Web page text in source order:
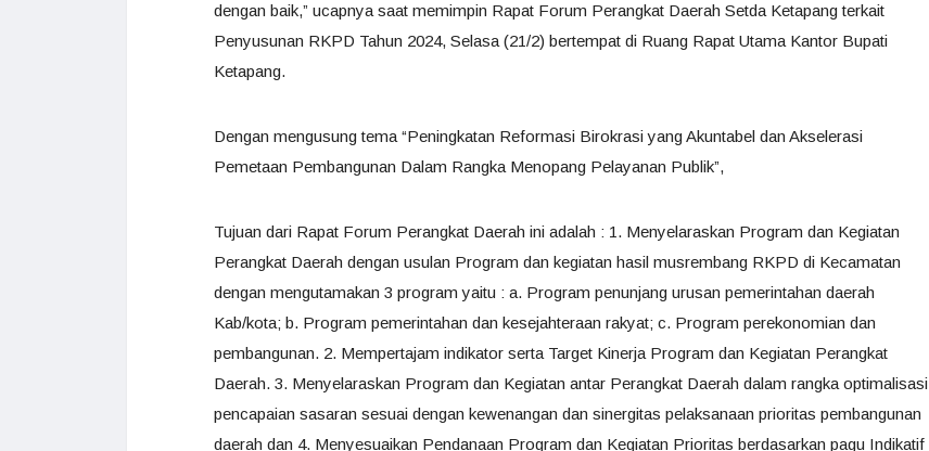
dengan baik,” ucapnya saat memimpin Rapat Forum Perangkat Daerah Setda Ketapang terkait
Penyusunan RKPD Tahun 2024, Selasa (21/2) bertempat di Ruang Rapat Utama Kantor Bupati
Ketapang.
Dengan mengusung tema “Peningkatan Reformasi Birokrasi yang Akuntabel dan Akselerasi
Pemetaan Pembangunan Dalam Rangka Menopang Pelayanan Publik”,
Tujuan dari Rapat Forum Perangkat Daerah ini adalah : 1. Menyelaraskan Program dan Kegiatan
Perangkat Daerah dengan usulan Program dan kegiatan hasil musrembang RKPD di Kecamatan
dengan mengutamakan 3 program yaitu : a. Program penunjang urusan pemerintahan daerah
Kab/kota; b. Program pemerintahan dan kesejahteraan rakyat; c. Program perekonomian dan
pembangunan. 2. Mempertajam indikator serta Target Kinerja Program dan Kegiatan Perangkat
Daerah. 3. Menyelaraskan Program dan Kegiatan antar Perangkat Daerah dalam rangka optimalisasi
pencapaian sasaran sesuai dengan kewenangan dan sinergitas pelaksanaan prioritas pembangunan
daerah dan 4. Menyesuaikan Pendanaan Program dan Kegiatan Prioritas berdasarkan pagu Indikatif